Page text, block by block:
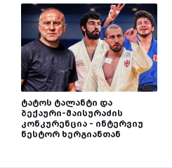
ტატოს ტალანტი და
ბექაური-მაისურაძის
კონკურენცია - ინტერვიუ
ნესტორ ხერგიანთან